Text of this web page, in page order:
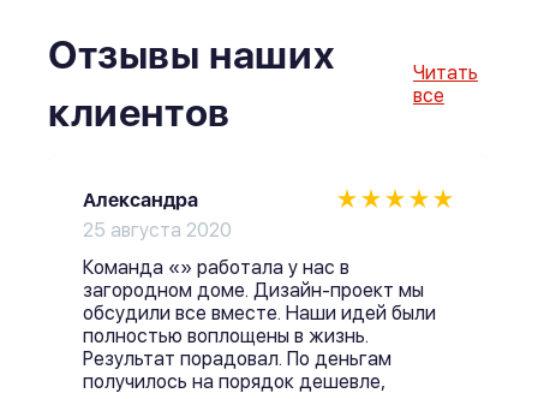
Отзывы наших
клиентов
Читать
все
Александра
25 августа 2020
Команда «» работала у нас в
загородном доме. Дизайн-проект мы
обсудили все вместе. Наши идей были
полностью воплощены в жизнь.
Результат порадовал. По деньгам
получилось на порядок дешевле,